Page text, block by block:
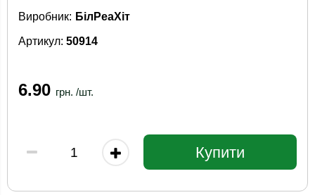
Артикул: 50914
Виробник: БілРеаХіт
6.90 грн. /шт.
Купити